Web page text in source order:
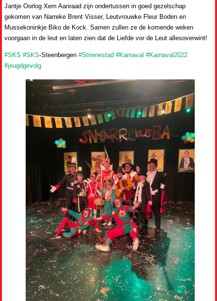
Jantje Oorlog Xem Aanraad zijn ondertussen in goed gezelschap
gekomen van Narreke Brent Visser, Leutvrouwke Fleur Boden en
Mussekoninkje Biko de Kock. Samen zullen ze de komende weken
voorgaan in de leut en laten zien dat de Liefde vor de Leut allesoverwint!
#SKS #SKS-Steenbergen#Strienestad #Karnaval #Karnaval2022
#jeugdgevolg